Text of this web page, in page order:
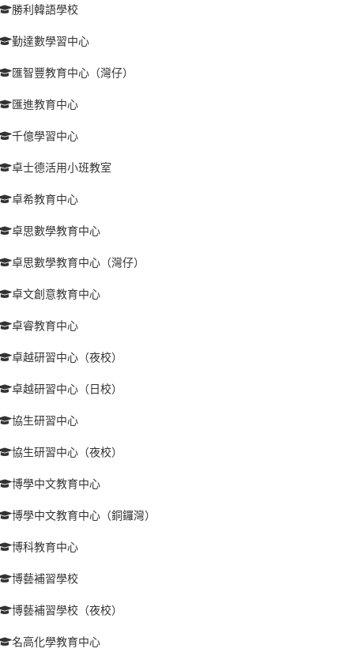
勝利韓語學校
勤達數學習中心
匯智豐教育中心（灣仔）
匯進教育中心
千億學習中心
卓士德活用小班教室
卓希教育中心
卓思數學教育中心
卓思數學教育中心（灣仔）
卓文創意教育中心
卓睿教育中心
卓越研習中心（夜校）
卓越研習中心（日校）
協生研習中心
協生研習中心（夜校）
博學中文教育中心
博學中文教育中心（銅鑼灣）
博科教育中心
博藝補習學校
博藝補習學校（夜校）
名高化學教育中心